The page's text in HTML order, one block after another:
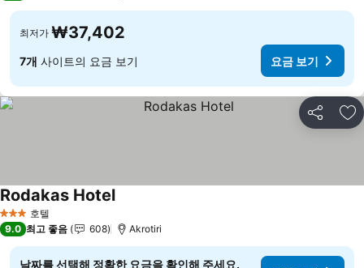
최저가 ₩37,402
7개 사이트의 요금 보기 요금 보기
공유 즐
3 성급 호텔
Rodakas Hotel
9.0 최고 좋음 608 Akrotiri
날짜를 선택해 정확한 요금을 확인해 주세요.